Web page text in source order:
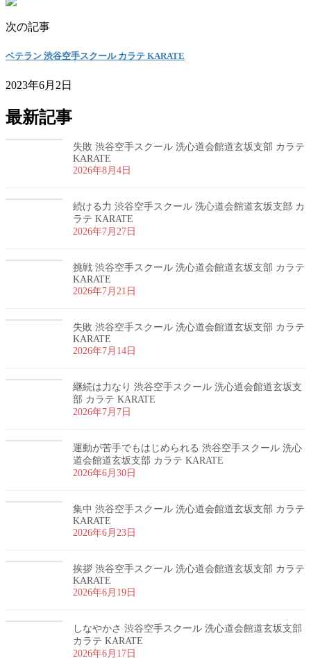
次の記事
ベテラン 渋谷空手スクール カラテ KARATE
2023年6月2日
最新記事
失敗 渋谷空手スクール 洗心道会館道玄坂支部 カラテ
KARATE
2026年8月4日
続ける力 渋谷空手スクール 洗心道会館道玄坂支部 カ
ラテ KARATE
2026年7月27日
挑戦 渋谷空手スクール 洗心道会館道玄坂支部 カラテ
KARATE
2026年7月21日
失敗 渋谷空手スクール 洗心道会館道玄坂支部 カラテ
KARATE
2026年7月14日
継続は力なり 渋谷空手スクール 洗心道会館道玄坂支
部 カラテ KARATE
2026年7月7日
運動が苦手でもはじめられる 渋谷空手スクール 洗心
道会館道玄坂支部 カラテ KARATE
2026年6月30日
集中 渋谷空手スクール 洗心道会館道玄坂支部 カラテ
KARATE
2026年6月23日
挨拶 渋谷空手スクール 洗心道会館道玄坂支部 カラテ
KARATE
2026年6月19日
しなやかさ 渋谷空手スクール 洗心道会館道玄坂支部
カラテ KARATE
2026年6月17日